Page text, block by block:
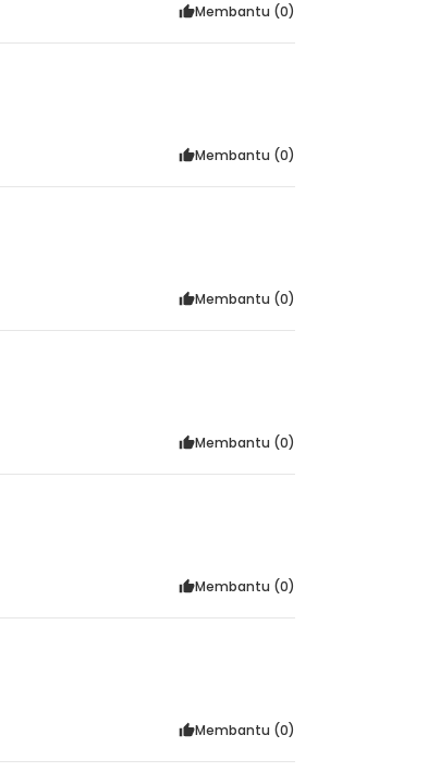
Membantu (0)
Membantu (0)
Membantu (0)
Membantu (0)
Membantu (0)
Membantu (0)